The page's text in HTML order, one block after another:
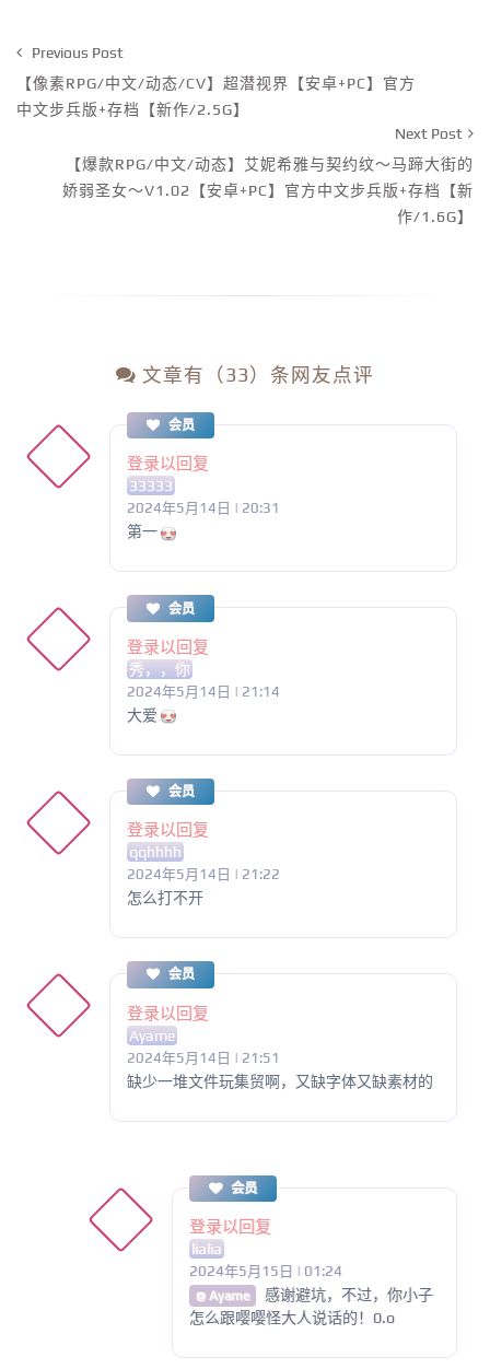
Previous Post
【像素RPG/中文/动态/CV】超潜视界【安卓+PC】官方
中文步兵版+存档【新作/2.5G】
Next Post
【爆款RPG/中文/动态】艾妮希雅与契约纹～马蹄大街的
娇弱圣女～V1.02【安卓+PC】官方中文步兵版+存档【新
作/1.6G】
文章有（33）条网友点评
会员
登录以回复
33333
2024年5月14日 | 20:31
第一
会员
登录以回复
秀，，你
2024年5月14日 | 21:14
大爱
会员
登录以回复
qqhhhh
2024年5月14日 | 21:22
怎么打不开
会员
登录以回复
Ayame
2024年5月14日 | 21:51
缺少一堆文件玩集贸啊，又缺字体又缺素材的
会员
登录以回复
lialia
2024年5月15日 | 01:24
@ Ayame
感谢避坑，不过，你小子
怎么跟嘤嘤怪大人说话的！0.o